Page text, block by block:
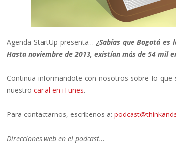
Agenda StartUp presenta…¿Sabías que Bogotá es
Hasta noviembre de 2013, existían más de 54 mil
Continua informándote con nosotros sobre lo que
nuestro canal en iTunes.
Para contactarnos, escríbenos a:
Direcciones web en el podcast…